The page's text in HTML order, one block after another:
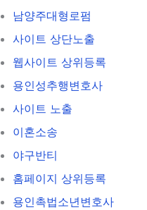
남양주대형로펌
사이트 상단노출
웹사이트 상위등록
용인성추행변호사
사이트 노출
이혼소송
야구반티
홈페이지 상위등록
용인촉법소년변호사